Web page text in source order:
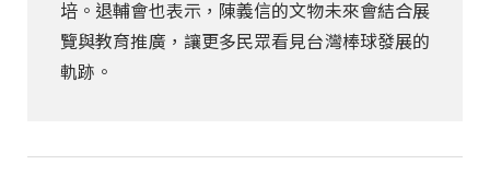
培。退輔會也表示，陳義信的文物未來會結合展
覽與教育推廣，讓更多民眾看見台灣棒球發展的
軌跡。